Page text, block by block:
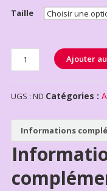
Taille
Quantité Ajouter
UGS : ND Catégories :
Informations